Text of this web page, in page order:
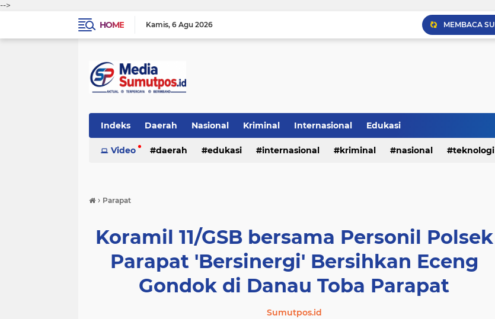
-->
HOME
Kamis 6 Agu 2026
Indeks Daerah Nasional Kriminal Internasional Edukasi
Video daerah edukasi internasional kriminal nasional teknologi
› Parapat
Koramil 11/GSB bersama Personil Polsek
Parapat 'Bersinergi' Bersihkan Eceng
Gondok di Danau Toba Parapat
Sumutpos.id